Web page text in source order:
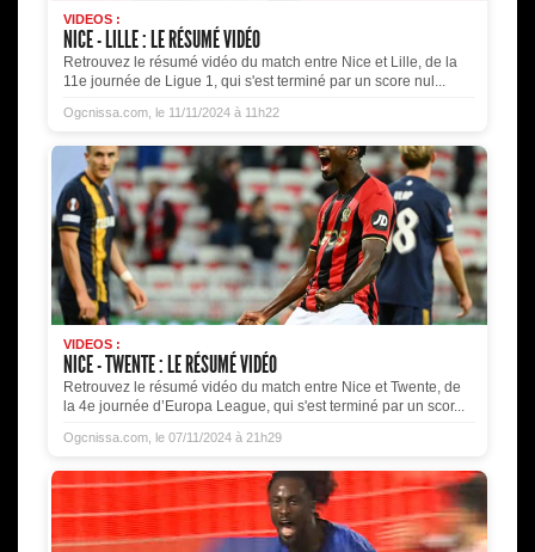
VIDEOS :
NICE - LILLE : LE RÉSUMÉ VIDÉO
Retrouvez le résumé vidéo du match entre Nice et Lille, de la
11e journée de Ligue 1, qui s'est terminé par un score nul...
Ogcnissa.com, le 11/11/2024 à 11h22
VIDEOS :
NICE - TWENTE : LE RÉSUMÉ VIDÉO
Retrouvez le résumé vidéo du match entre Nice et Twente, de
la 4e journée d’Europa League, qui s'est terminé par un scor...
Ogcnissa.com, le 07/11/2024 à 21h29